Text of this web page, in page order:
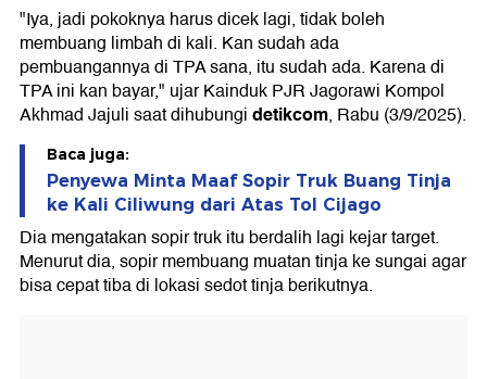
"Iya, jadi pokoknya harus dicek lagi, tidak boleh
membuang limbah di kali. Kan sudah ada
pembuangannya di TPA sana, itu sudah ada. Karena di
TPA ini kan bayar," ujar Kainduk PJR Jagorawi Kompol
Akhmad Jajuli saat dihubungidetikcom, Rabu (3/9/2025).
Baca juga:
Penyewa Minta Maaf Sopir Truk Buang Tinja
ke Kali Ciliwung dari Atas Tol Cijago
Dia mengatakan sopir truk itu berdalih lagi kejar target.
Menurut dia, sopir membuang muatan tinja ke sungai agar
bisa cepat tiba di lokasi sedot tinja berikutnya.